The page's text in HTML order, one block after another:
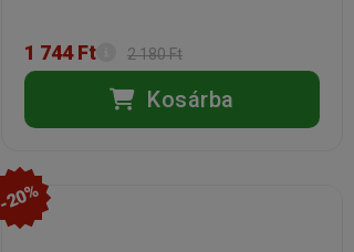
1 744 Ft 2 180 Ft
Kosárba
-20%